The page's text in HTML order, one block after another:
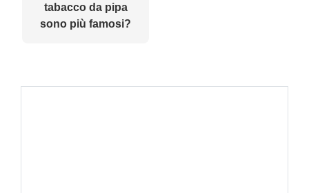
tabacco da pipa
sono più famosi?